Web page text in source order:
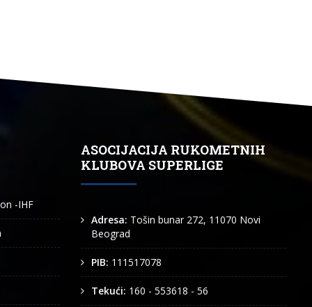
-IHF
ASOCIJACIJA RUKOMETNIH
KLUBOVA SUPERLIGE
Adresa: Tošin bunar 272, 11070 Novi
Beograd
PIB: 111517078
Tekući: 160 - 553618 - 56